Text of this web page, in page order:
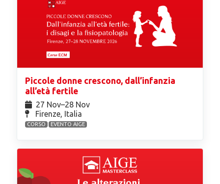
Piccole donne crescono, dall’infanzia
all’età fertile
27 Nov⁠–28 Nov
Firenze, Italia
CORSO EVENTO AIGE